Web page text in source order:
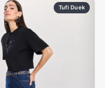
Tufi Duek